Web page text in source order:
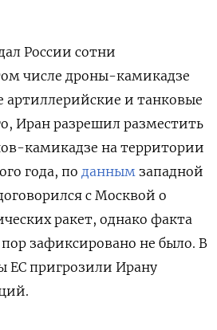
России сотни
числе дроны-камикадзе
артиллерийские и танковые
Иран разрешил разместить
камикадзе на территории
года, по данным западной
с Москвой о
ракет, однако факта
зафиксировано не было. В
ЕС пригрозили Ирану